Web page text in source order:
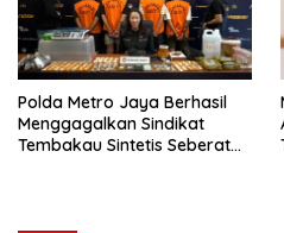
Polda Metro Jaya Berhasil
Menggagalkan Sindikat
Tembakau Sintetis Seberat